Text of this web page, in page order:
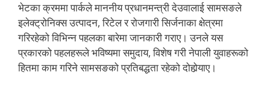
भेटका क्रममा पार्कले माननीय प्रधानमन्त्री देउवालाई सामसङले
इलेक्ट्रोनिक्स उत्पादन, रिटेल र रोजगारी सिर्जनाका क्षेत्रमा
गरिरहेको विभिन्न पहलका बारेमा जानकारी गराए। उनले यस
प्रकारको पहलहरूले भविष्यमा समुदाय, विशेष गरी नेपाली युवाहरूको
हितमा काम गरिने सामसङको प्रतिबद्धता रहेको दोहोर्‍याए।